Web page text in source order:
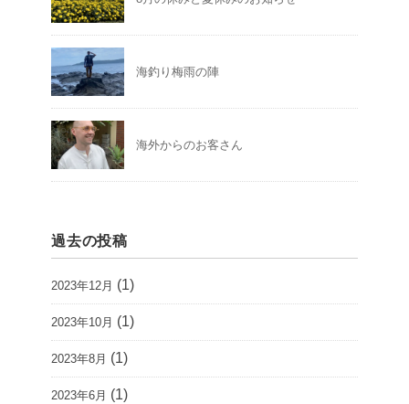
海釣り梅雨の陣
海外からのお客さん
過去の投稿
2023年12月 (1)
2023年10月 (1)
2023年8月 (1)
2023年6月 (1)